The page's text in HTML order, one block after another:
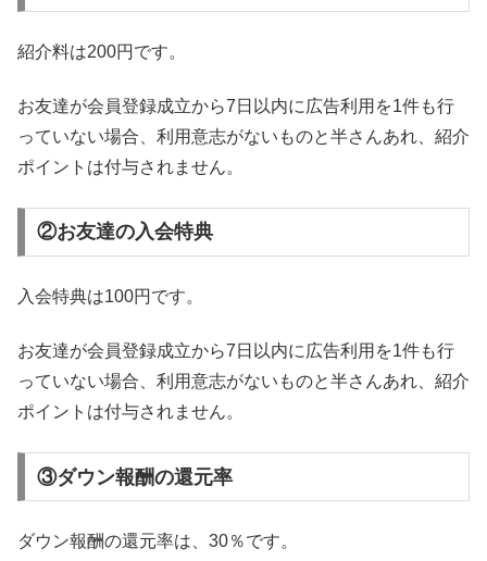
紹介料は200円です。
お友達が会員登録成立から7日以内に広告利用を1件も行
っていない場合、利用意志がないものと半さんあれ、紹介
ポイントは付与されません。
②お友達の入会特典
入会特典は100円です。
お友達が会員登録成立から7日以内に広告利用を1件も行
っていない場合、利用意志がないものと半さんあれ、紹介
ポイントは付与されません。
③ダウン報酬の還元率
ダウン報酬の還元率は、30％です。